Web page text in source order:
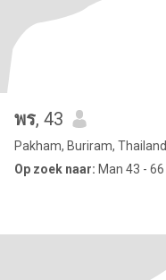
พร, 43
Pakham, Buriram, Thailand
Op zoek naar: Man 43 - 66